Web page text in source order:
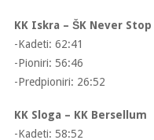
KK Iskra – ŠK Never Stop
-Kadeti: 62:41
-Pioniri: 56:46
-Predpioniri: 26:52
KK Sloga – KK Bersellum
-Kadeti: 58:52